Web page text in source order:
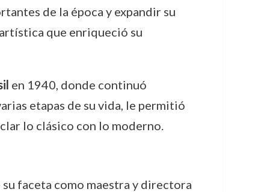
de la época y expandir su
que enriqueció su
en 1940, donde continuó
etapas de su vida, le permitió
lo clásico con lo moderno.
faceta como maestra y directora